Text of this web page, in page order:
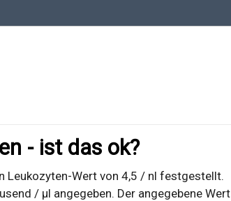
- ist das ok?
Leukozyten-Wert von 4,5 / nl festgestellt.
/ µl angegeben. Der angegebene Wert